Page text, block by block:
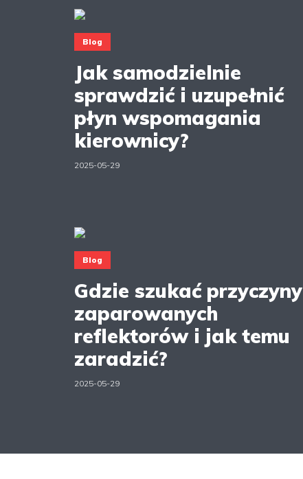
Blog
Jak samodzielnie
sprawdzić i uzupełnić
płyn wspomagania
kierownicy?
2025-05-29
Blog
Gdzie szukać przyczyny
zaparowanych
reflektorów i jak temu
zaradzić?
2025-05-29